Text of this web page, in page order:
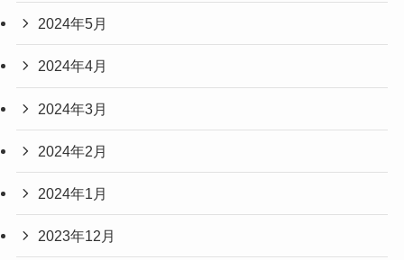
2024年5月
2024年4月
2024年3月
2024年2月
2024年1月
2023年12月